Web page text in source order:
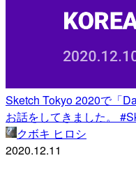
Sketch Tokyo 2020で「
お話をしてきました。
クボキ ヒロシ
2020.12.11